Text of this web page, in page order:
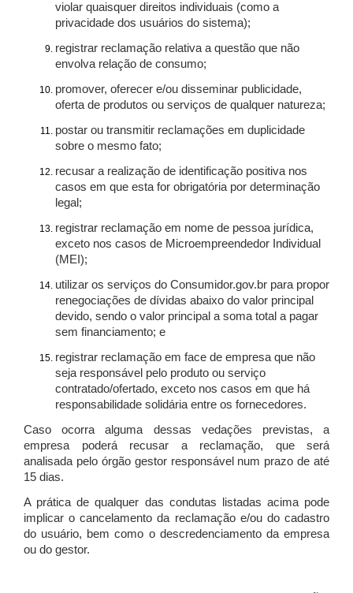
violar quaisquer direitos individuais (como a
privacidade dos usuários do sistema);
registrar reclamação relativa a questão que não
envolva relação de consumo;
promover, oferecer e/ou disseminar publicidade,
oferta de produtos ou serviços de qualquer natureza;
postar ou transmitir reclamações em duplicidade
sobre o mesmo fato;
recusar a realização de identificação positiva nos
casos em que esta for obrigatória por determinação
legal;
registrar reclamação em nome de pessoa jurídica,
exceto nos casos de Microempreendedor Individual
(MEI);
utilizar os serviços do Consumidor.gov.br para propor
renegociações de dívidas abaixo do valor principal
devido, sendo o valor principal a soma total a pagar
sem financiamento; e
registrar reclamação em face de empresa que não
seja responsável pelo produto ou serviço
contratado/ofertado, exceto nos casos em que há
responsabilidade solidária entre os fornecedores.
Caso ocorra alguma dessas vedações previstas, a
empresa poderá recusar a reclamação, que será
analisada pelo órgão gestor responsável num prazo de até
15 dias.
A prática de qualquer das condutas listadas acima pode
implicar o cancelamento da reclamação e/ou do cadastro
do usuário, bem como o descredenciamento da empresa
ou do gestor.